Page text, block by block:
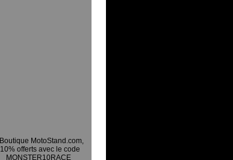
Boutique MotoStand.com,
10% offerts avec le code
MONSTER10RACE